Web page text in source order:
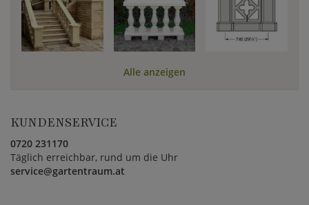
Alle anzeigen
KUNDENSERVICE
0720 231170
Täglich erreichbar, rund um die Uhr
service@gartentraum.at